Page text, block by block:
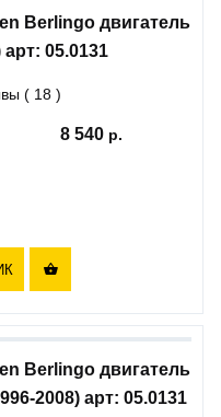
Berlingo двигатель
арт: 05.0131
( 18 )
8 540

Berlingo двигатель
2008) арт: 05.0131